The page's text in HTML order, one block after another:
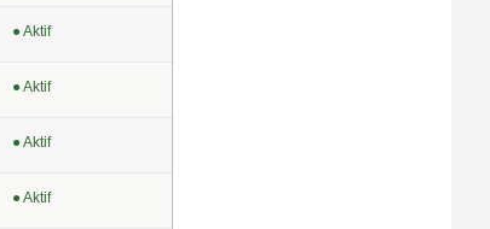
● Aktif
● Aktif
● Aktif
● Aktif